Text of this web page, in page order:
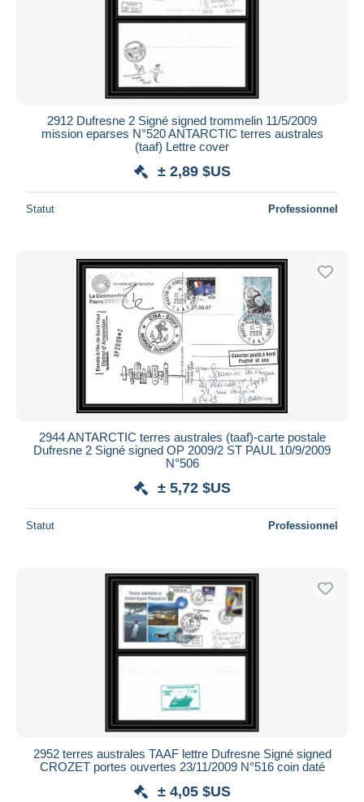
2912 Dufresne 2 Signé signed trommelin 11/5/2009
mission eparses N°520 ANTARCTIC terres australes
(taaf) Lettre cover
± 2,89 $US
Statut Professionnel
2944 ANTARCTIC terres australes (taaf)-carte postale
Dufresne 2 Signé signed OP 2009/2 ST PAUL 10/9/2009
N°506
± 5,72 $US
Statut Professionnel
2952 terres australes TAAF lettre Dufresne Signé signed
CROZET portes ouvertes 23/11/2009 N°516 coin daté
± 4,05 $US